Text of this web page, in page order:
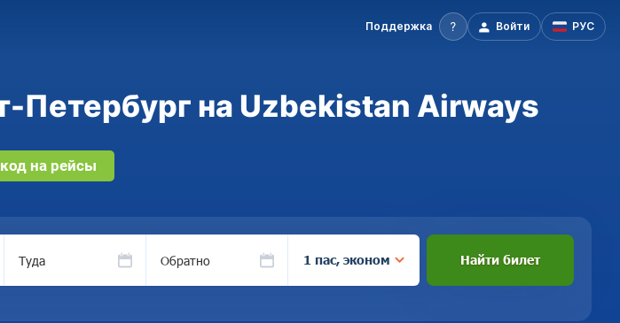
Поддержка Войти РУС
Петербург на Uzbekistan Airways
на рейсы
Туда Обратно 1 пас, эконом Найти билет